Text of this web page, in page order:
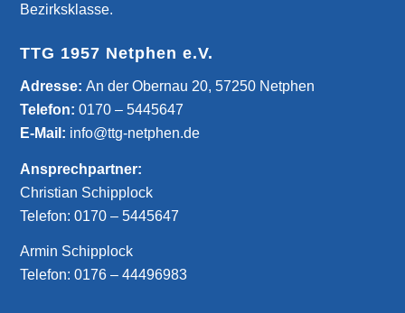
Bezirksklasse.
TTG 1957 Netphen e.V.
­Adresse:An der Obernau 20, 57250 Netphen
Telefon:0170 – 5445647
E-Mail: info@ttg-netphen.de
Ansprechpartner:
Christian Schipplock
Telefon:0170 – 5445647
Armin Schipplock
Telefon:0176 – 44496983